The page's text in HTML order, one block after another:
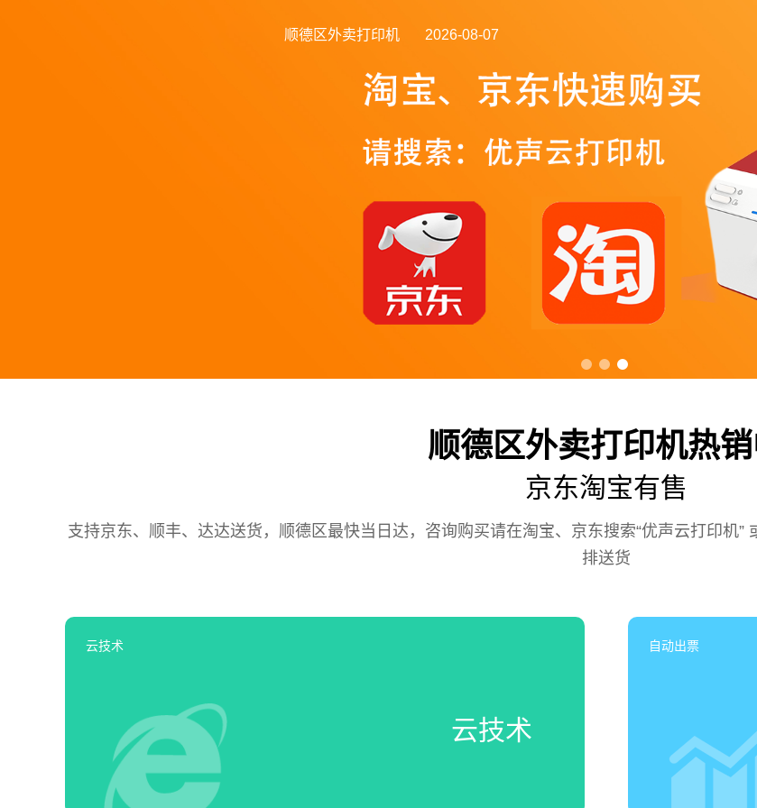
顺德区外卖打印机 2026-08-07
顺德区外卖打印机热
京东淘宝有售
支持京东、顺丰、达达送货，顺德区最快当日达，咨询购买请在淘宝、京东搜索“优声云打印机
排送货
云技术
云技术
自动出票